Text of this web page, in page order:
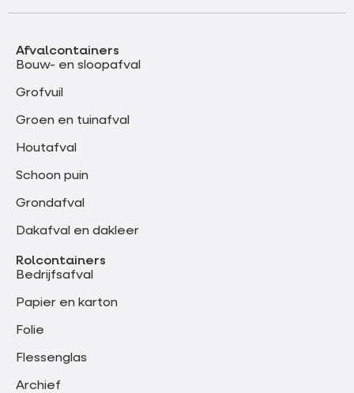
Afvalcontainers
Bouw- en sloopafval
Grofvuil
Groen en tuinafval
Houtafval
Schoon puin
Grondafval
Dakafval en dakleer
Rolcontainers
Bedrijfsafval
Papier en karton
Folie
Flessenglas
Archief